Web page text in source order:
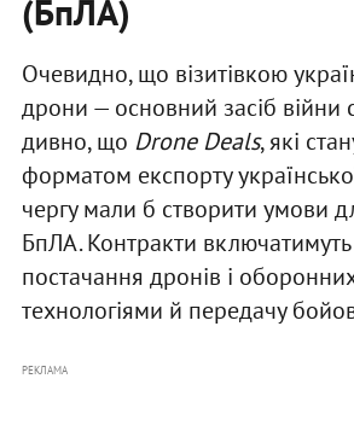
(БпЛА)
Очевидно, що візитівкою
дрони — основний засіб війни
дивно, що Drone Deals, які
форматом експорту
чергу мали б створити умови
БпЛА. Контракти
постачання дронів і
технологіями й передачу
РЕКЛАМА